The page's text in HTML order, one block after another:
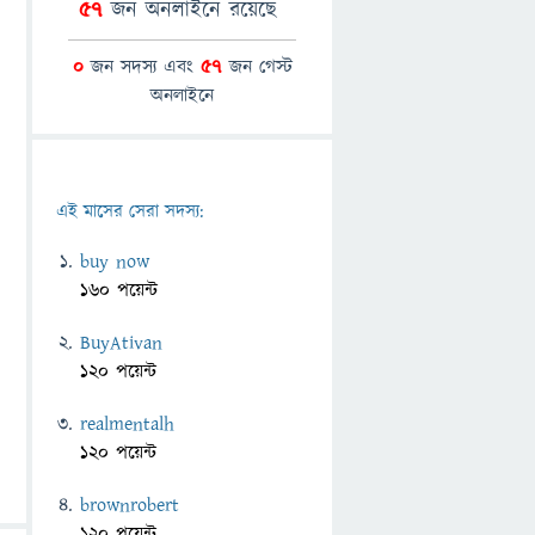
57জন অনলাইনে রয়েছে
0জন সদস্য এবং 57জন গেস্ট
অনলাইনে
এই মাসের সেরা সদস্য:
buy now
160 পয়েন্ট
BuyAtivan
120 পয়েন্ট
realmentalh
120 পয়েন্ট
brownrobert